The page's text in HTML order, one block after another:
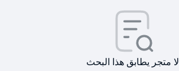
لا متجر يطابق هذا البحث